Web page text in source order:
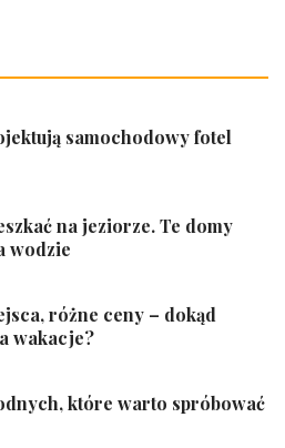
samochodowy fotel
na jeziorze. Te domy
wodzie
różne ceny – dokąd
wakacje?
które warto spróbować